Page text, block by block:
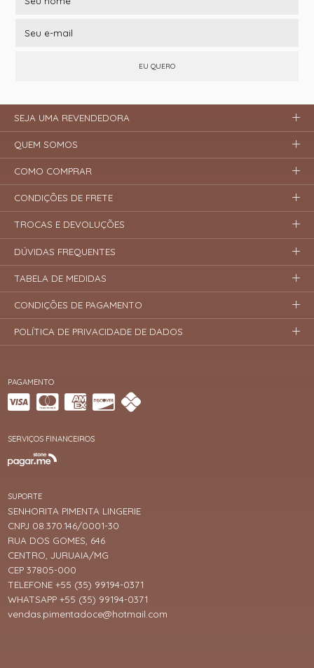
EU QUERO
PAGAMENTO
SERVIÇOS FINANCEIROS
SUPORTE
SENHORITA PIMENTA LINGERIE
CNPJ 08.370.146/0001-30
RUA DOS GOMES, 646
CENTRO, JURUAIA/MG
CEP 37805-000
TELEFONE +55 (35) 99194-0371
WHATSAPP +55 (35) 99194-0371
vendas.pimentadoce@hotmail.com
SEJA UMA REVENDEDORA
QUEM SOMOS
COMO COMPRAR
CONDIÇÕES DE FRETE
TROCAS E DEVOLUÇÕES
DÚVIDAS FREQUENTES
TABELA DE MEDIDAS
CONDIÇÕES DE PAGAMENTO
POLÍTICA DE PRIVACIDADE DE DADOS